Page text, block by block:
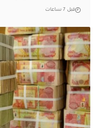
قبل 7 ساعات